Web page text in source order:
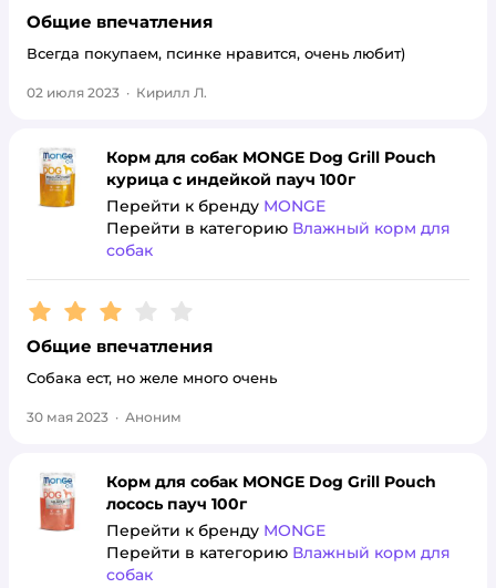
Общие впечатления
Всегда покупаем, псинке нравится, очень любит)
02 июля 2023 · Кирилл Л.
Корм для собак MONGE Dog Grill Pouch
курица с индейкой пауч 100г
Перейти к бренду MONGE
Перейти в категорию Влажный корм для
собак
Рейтинг:3
Общие впечатления
Собака ест, но желе много очень
30 мая 2023 · Аноним
Корм для собак MONGE Dog Grill Pouch
лосось пауч 100г
Перейти к бренду MONGE
Перейти в категорию Влажный корм для
собак